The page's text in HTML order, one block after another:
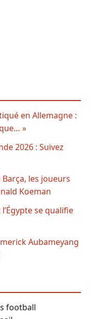
en Allemagne :
»
2026 : Suivez
les joueurs
Koeman
se qualifie
Aubameyang
football